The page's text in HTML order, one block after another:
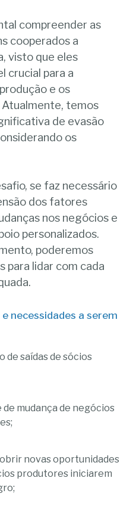
compreender as
cooperados a
visto que eles
crucial para a
e os
temos
de evasão
os
se faz necessário
dos fatores
nos negócios e
personalizados.
poderemos
para lidar com cada
necessidades a serem
de saídas de sócios
mudança de negócios
novas oportunidades
produtores iniciarem